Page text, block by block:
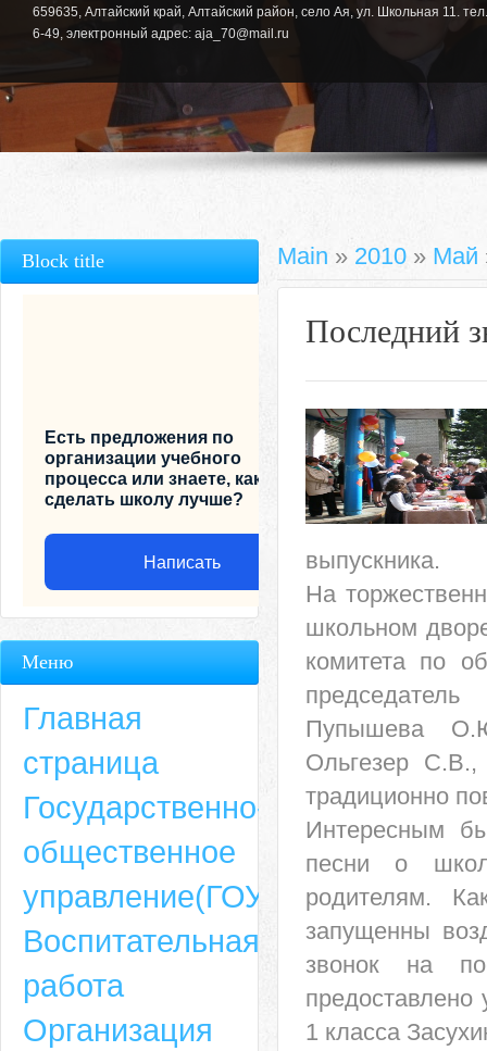
659635, Алтайский край, Алтайский район, село Ая, ул. Школьная 11.
6-49, электронный адрес: aja_70@mail.ru
Адрес
659635, Алтайский край, Алтайский район, село Ая, ул. Школьная 11.
6-49, электронный адрес: aja_70@mail.ru
Main » 2010 » Май
Последний
выпускника.
На
школьном
комитета по
Пупышева
Ольгезер С.В.,
традиционно
Интересным
песни о
родителям.
запущенны
звонок на
предоставлено
1 класса
Block title
Есть предложения по
организации учебного
процесса или знаете, как
сделать школу лучше?
Написать
Меню
Главная
страница
Государственно-
общественное
управление(ГОУ)
Воспитательная
работа
Организация